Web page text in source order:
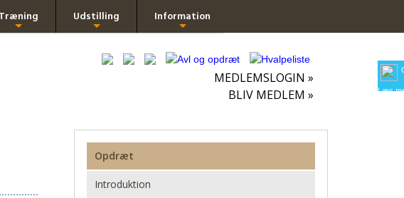
Læs
Træning Udstilling Information
MEDLEMSLOGIN »
BLIV MEDLEM »
Opdræt
Introduktion